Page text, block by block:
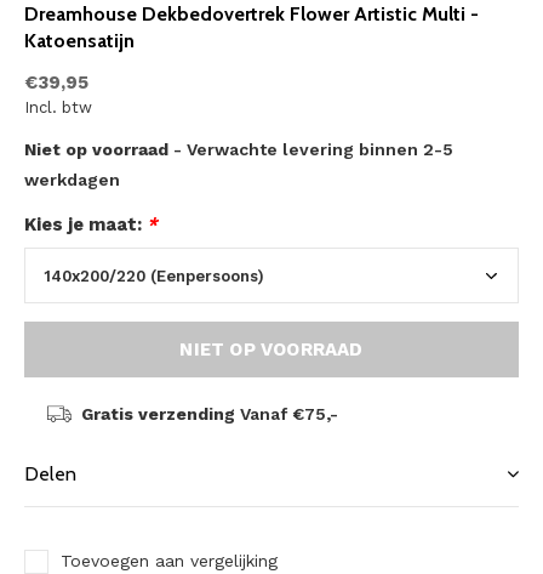
Dreamhouse Dekbedovertrek Flower Artistic Multi -
Katoensatijn
€39,95
Incl. btw
Niet op voorraad - Verwachte levering binnen 2-5
werkdagen
Kies je maat: *
NIET OP VOORRAAD
Gratis verzending Vanaf €75,-
Delen
Toevoegen aan vergelijking